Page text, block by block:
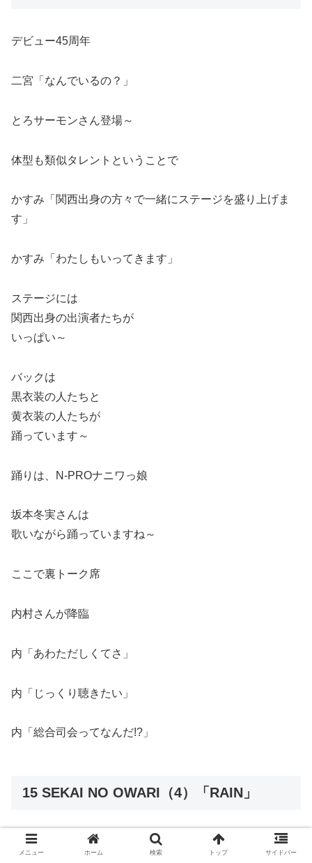
デビュー45周年
二宮「なんでいるの？」
とろサーモンさん登場～
体型も類似タレントということで
かすみ「関西出身の方々で一緒にステージを盛り上げま
す」
かすみ「わたしもいってきます」
ステージには
関西出身の出演者たちが
いっぱい～
バックは
黒衣装の人たちと
黄衣装の人たちが
踊っています～
踊りは、N-PROナニワっ娘
坂本冬実さんは
歌いながら踊っていますね～
ここで裏トーク席
内村さんが降臨
内「あわただしくてさ」
内「じっくり聴きたい」
内「総合司会ってなんだ!?」
15 SEKAI NO OWARI（4）「RAIN」
産休メンバーにかわって
メニュー ホーム 検索 トップ サイドバー